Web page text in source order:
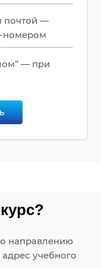
почтой —
номером
— при
направлению
учебного